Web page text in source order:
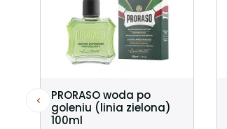
PRORASO woda po
goleniu (linia zielona)
100ml